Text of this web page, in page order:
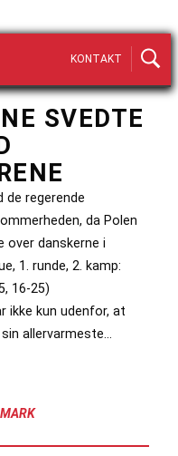
KONTAKT
SVEDTE
de regerende
da Polen
over danskerne i
1. runde, 2. kamp:
16-25)
ikke kun udenfor, at
allervarmeste…